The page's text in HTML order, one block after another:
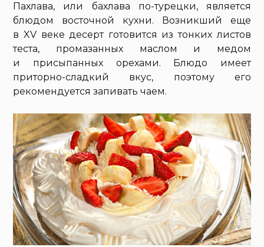
Пахлава, или бахлава по-турецки, является
блюдом восточной кухни. Возникший еще
в XV веке десерт готовится из тонких листов
теста, промазанных маслом и медом
и присыпанных орехами. Блюдо имеет
приторно-сладкий вкус, поэтому его
рекомендуется запивать чаем.